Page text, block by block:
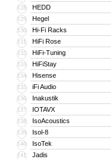
128 HEDD
129 Hegel
130 Hi-Fi Racks
131 HiFi Rose
132 HiFi-Tuning
133 HiFiStay
134 Hisense
135 iFi Audio
136 Inakustik
137 IOTAVX
138 IsoAcoustics
139 Isol-8
140 IsoTek
141 Jadis